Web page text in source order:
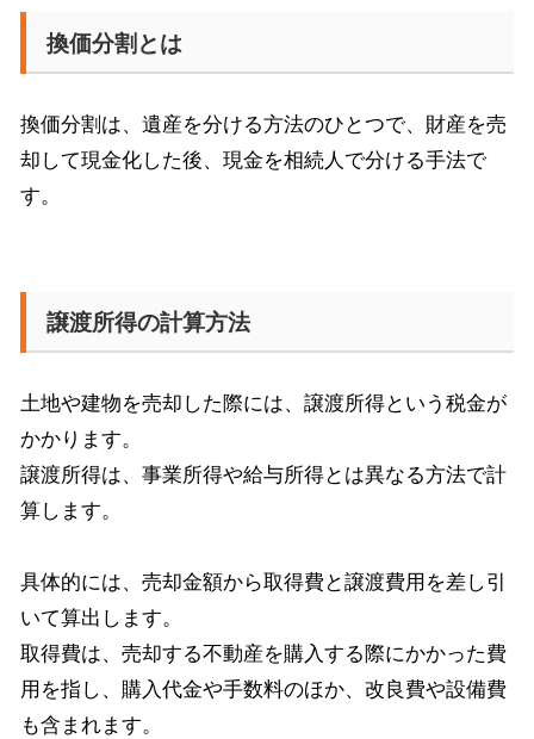
換価分割とは
換価分割は、遺産を分ける方法のひとつで、財産を売
却して現金化した後、現金を相続人で分ける手法で
す。
譲渡所得の計算方法
土地や建物を売却した際には、譲渡所得という税金が
かかります。
譲渡所得は、事業所得や給与所得とは異なる方法で計
算します。
具体的には、売却金額から取得費と譲渡費用を差し引
いて算出します。
取得費は、売却する不動産を購入する際にかかった費
用を指し、購入代金や手数料のほか、改良費や設備費
も含まれます。